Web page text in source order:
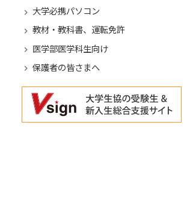
大学必携パソコン
教材・教科書、運転免許
医学部医学科生向け
保護者の皆さまへ